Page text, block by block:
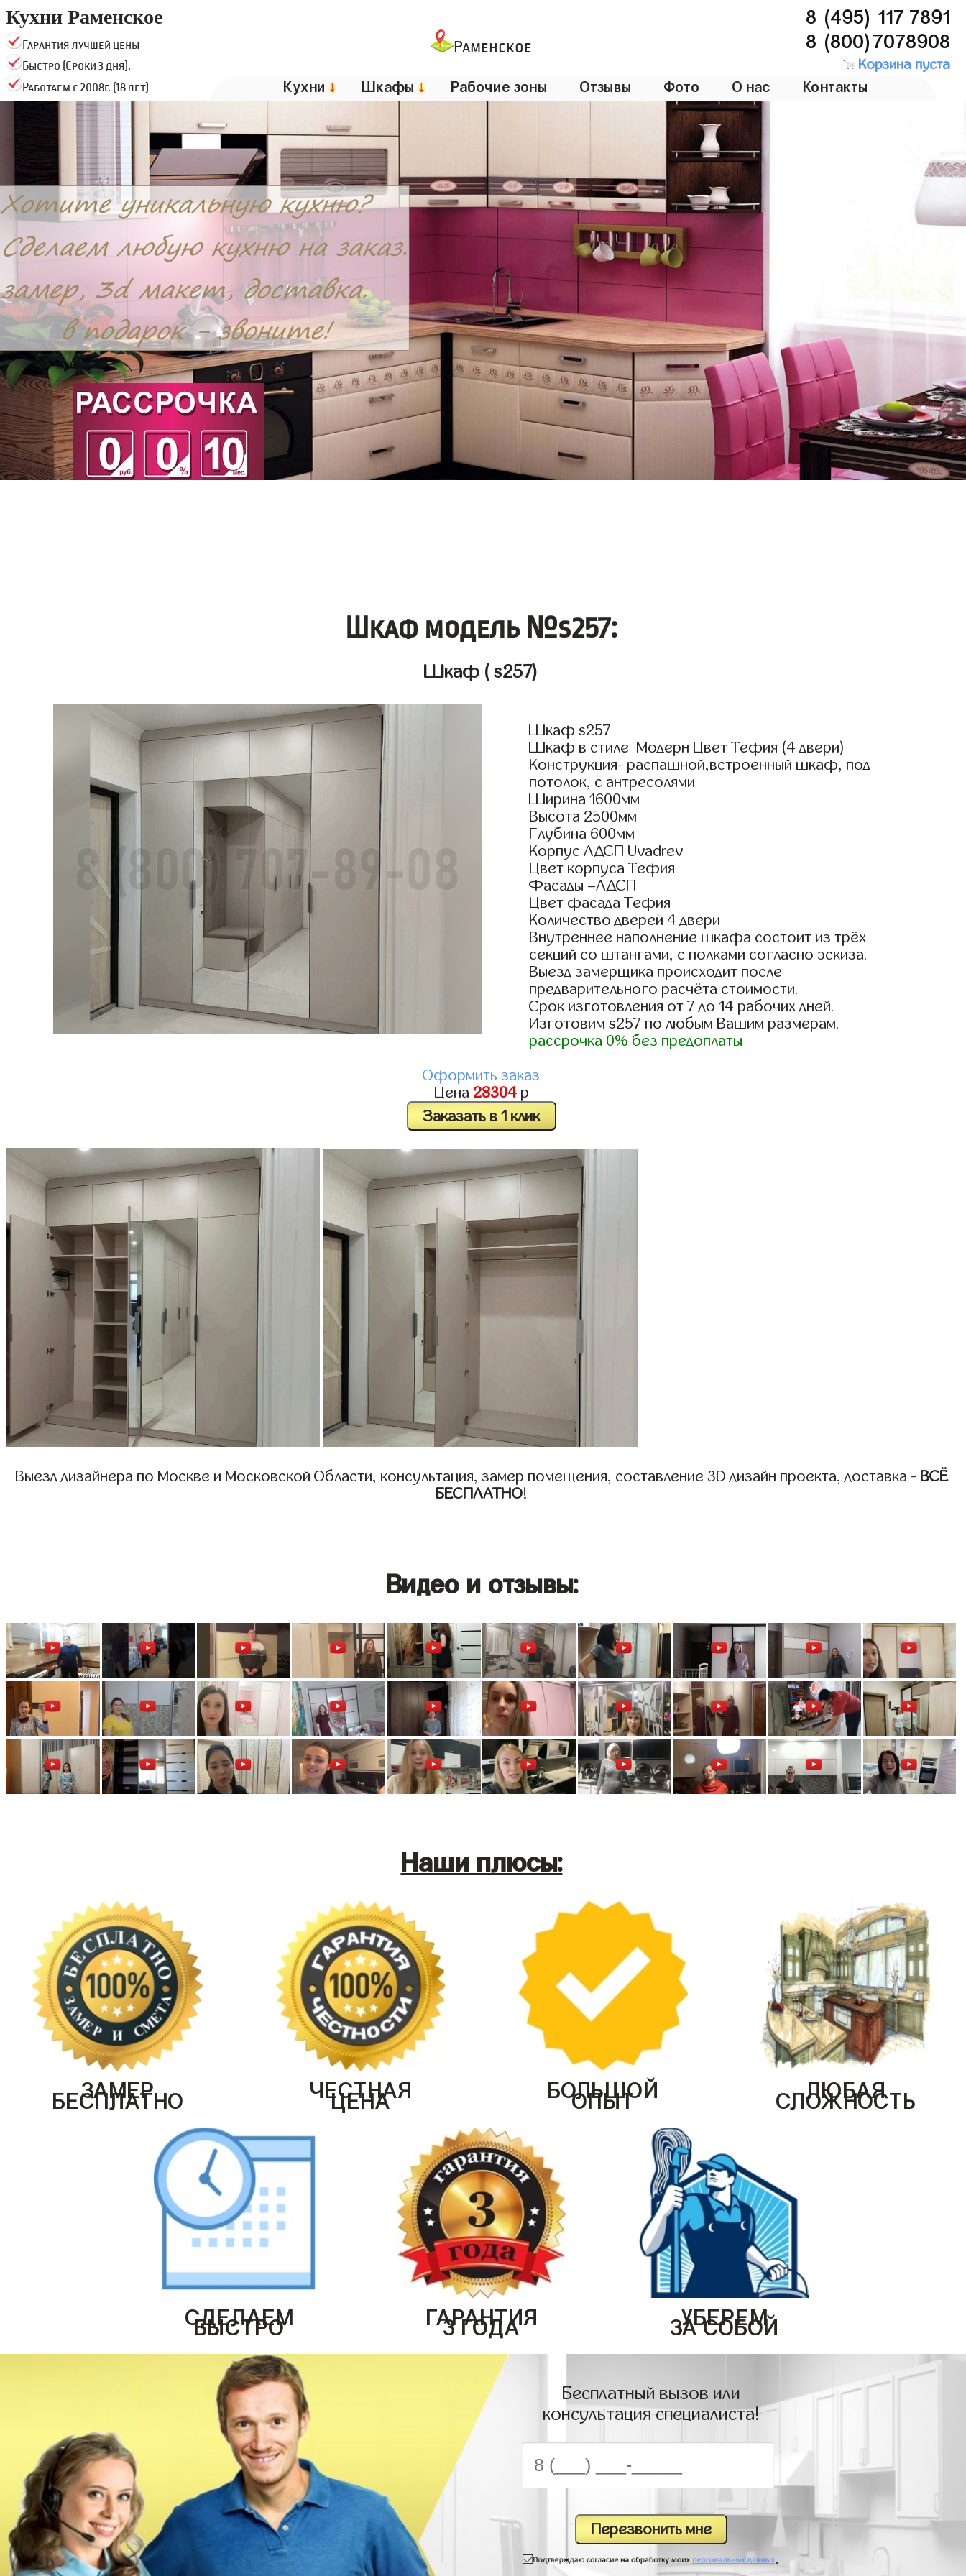
Кухни Раменское
Гарантия лучшей цены
Быстро (Сроки 3 дня).
Работаем с 2008г. (18 лет)
Раменское
8 (495) 117 7891
8 (800)7078908
Корзина пуста
Кухни ↓ Шкафы ↓ Рабочие зоны Отзывы Фото О нас Контакты
Шкаф модель №s257:
Шкаф ( s257)
Шкаф s257
Шкаф в стиле Модерн Цвет Тефия (4 двери)
Конструкция- распашной,встроенный шкаф, под
потолок, с антресолями
Ширина 1600мм
Высота 2500мм
Глубина 600мм
Корпус ЛДСП Uvadrev
Цвет корпуса Тефия
Фасады –ЛДСП
Цвет фасада Тефия
Количество дверей 4 двери
Внутреннее наполнение шкафа состоит из трёх
секций со штангами, с полками согласно эскиза.
Выезд замерщика происходит после
предварительного расчёта стоимости.
Срок изготовления от 7 до 14 рабочих дней.
Изготовим s257 по любым Вашим размерам.
рассрочка 0% без предоплаты
Оформить заказ
Цена 28304р
Заказать в 1 клик
Выезд дизайнера по Москве и Московской Области, консультация, замер помещения, составление 3D дизайн проекта, доставка - ВСЁ
БЕСПЛАТНО!
Видео и отзывы:
Наши плюсы:
ЗАМЕР
БЕСПЛАТНО ЧЕСТНАЯ
ЦЕНА БОЛЬШОЙ
ОПЫТ ЛЮБАЯ
СЛОЖНОСТЬ
СДЕЛАЕМ
БЫСТРО ГАРАНТИЯ
3 ГОДА УБЕРЕМ
ЗА СОБОЙ
Бесплатный вызов или
консультация специалиста!
.